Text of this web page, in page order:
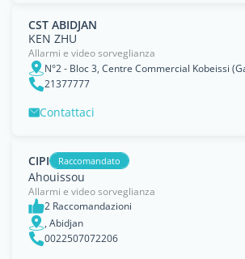
CST ABIDJAN
KEN ZHU
Allarmi e video sorveglianza
21377777
Contattaci
CIPI Raccomandato
Ahouissou
Allarmi e video sorveglianza
2 Raccomandazioni
, Abidjan
0022507072206